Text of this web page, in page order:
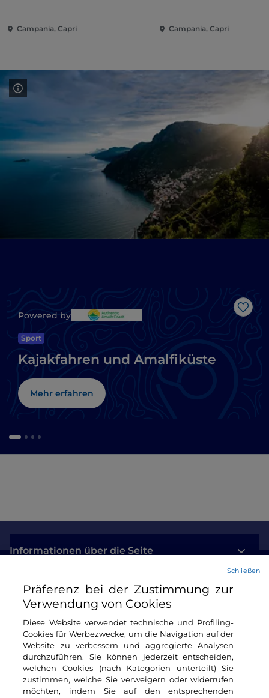
Campania, Capri Campania, Capri
Like
Powered by
Sport
Kajakfahren und Amalfiküste
Mehr erfahren
Informationen über die Seite
Nützliche Links
Login
Bleiben wir in Kontakt
Präferenz bei der Zustimmung zur
Verwendung von Cookies
Diese Website verwendet technische und Profiling-
Cookies für Werbezwecke, um die Navigation auf der
Website zu verbessern und aggregierte Analysen
durchzuführen. Sie können jederzeit entscheiden,
welchen Cookies (nach Kategorien unterteilt) Sie
zustimmen, welche Sie verweigern oder widerrufen
möchten, indem Sie auf den entsprechenden
Schließen